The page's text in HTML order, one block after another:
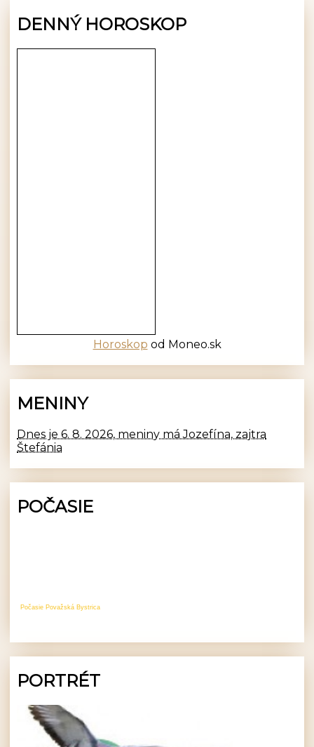
DENNÝ HOROSKOP
Horoskop od Moneo.sk
MENINY
Dnes je 6. 8. 2026, meniny má Jozefína, zajtra
Štefánia
POČASIE
Počasie Považská Bystrica
PORTRÉT